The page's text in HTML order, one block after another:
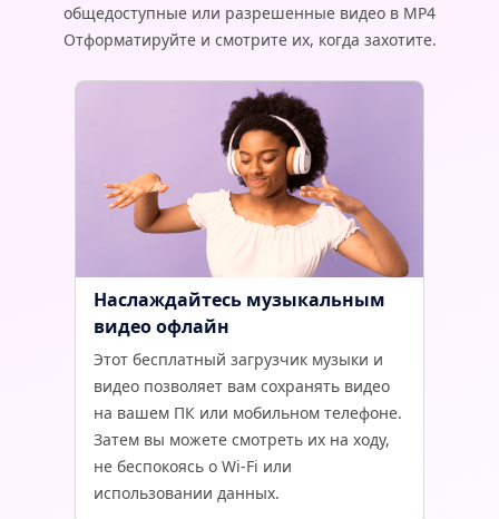
общедоступные или разрешенные видео в MP4
Отформатируйте и смотрите их, когда захотите.
Наслаждайтесь музыкальным
видео офлайн
Этот бесплатный загрузчик музыки и
видео позволяет вам сохранять видео
на вашем ПК или мобильном телефоне.
Затем вы можете смотреть их на ходу,
не беспокоясь о Wi-Fi или
использовании данных.